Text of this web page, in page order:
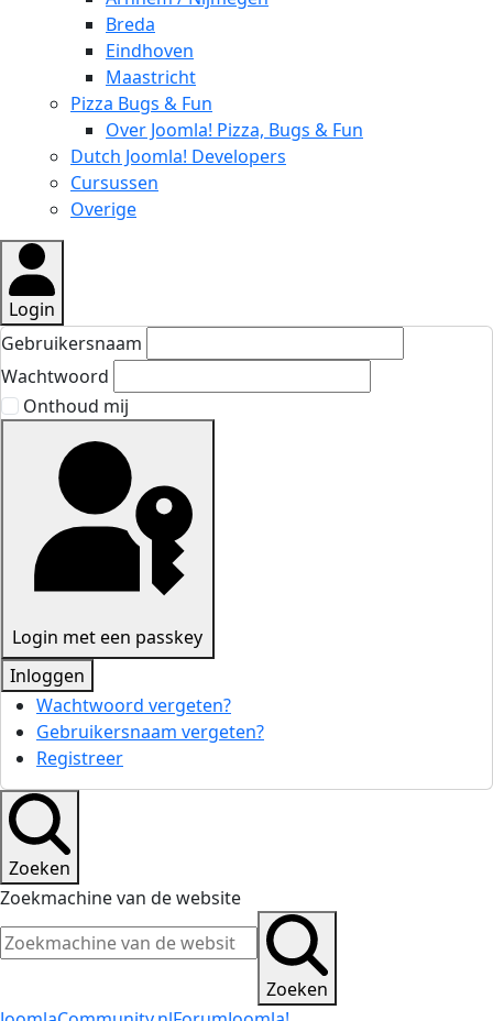
Breda
Eindhoven
Maastricht
Pizza Bugs & Fun
Over Joomla! Pizza, Bugs & Fun
Dutch Joomla! Developers
Cursussen
Overige
Login
Gebruikersnaam
Wachtwoord
Onthoud mij
Login met een passkey
Inloggen
Wachtwoord vergeten?
Gebruikersnaam vergeten?
Registreer
Zoeken
Zoekmachine van de website
Zoeken